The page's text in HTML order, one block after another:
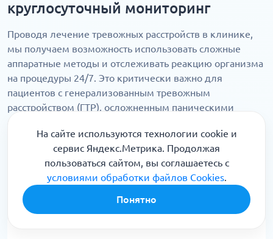
круглосуточный мониторинг
Проводя лечение тревожных расстройств в клинике,
мы получаем возможность использовать сложные
аппаратные методы и отслеживать реакцию организма
на процедуры 24/7. Это критически важно для
пациентов с генерализованным тревожным
расстройством (ГТР), осложненным паническими
атаками или сопутствующей депрессией. Врачи могут
мгновенно корректировать назначения, обеспечивая
максимальную безопасность. Мы гарантируем
глубокое физиологическое восстановление, включая
нормализацию сна и коррекцию гормонального фона в
условиях высокого комфорта.
На сайте используются технологии cookie и
сервис Яндекс.Метрика. Продолжая
пользоваться сайтом, вы соглашаетесь с
условиями обработки файлов Cookies.
Понятно